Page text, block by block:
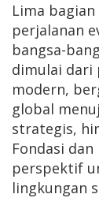
Lima
perjalanan
bangsa-
dimulai dari
modern,
global
strategis,
Fondasi
perspektif
lingkungan